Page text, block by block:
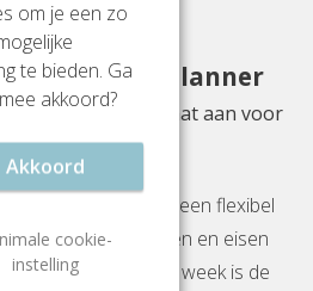
met Officeplanner
op maat aan voor
130
of koop je een flexibel
basis van je wensen en eisen
kantoor. Binnen 1 week is de
om je een zo
te bieden. Ga
akkoord?
Akkoord
cookie-
instelling